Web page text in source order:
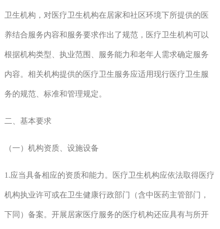
卫生机构，对医疗卫生机构在居家和社区环境下所提供的医
养结合服务内容和服务要求作出了规范，医疗卫生机构可以
根据机构类型、执业范围、服务能力和老年人需求确定服务
内容。相关机构提供的医疗卫生服务应适用现行医疗卫生服
务的规范、标准和管理规定。
二、基本要求
（一）机构资质、设施设备
1.应当具备相应的资质和能力。医疗卫生机构应依法取得医疗
机构执业许可或在卫生健康行政部门（含中医药主管部门，
下同）备案。开展居家医疗服务的医疗机构还应具有与所开